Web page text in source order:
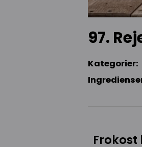
97.
Kategorier:
Frokost